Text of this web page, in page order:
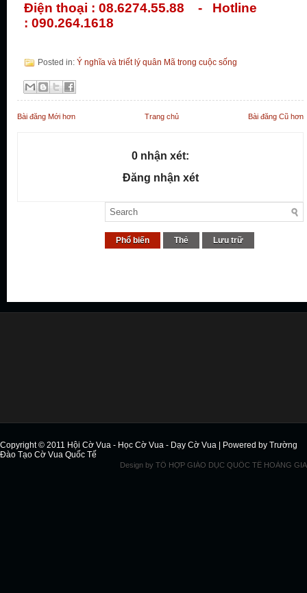
Điện thoại : 08.6274.55.88 - Hotline
: 090.264.1618
Posted in: Ý nghĩa và triết lý quân Mã trong cuộc sống
Bài đăng Mới hơn Bài đăng Cũ hơn
Trang chủ
0 nhận xét:
Đăng nhận xét
Phổ biến Thẻ Lưu trữ
Copyright © 2011 Hội Cờ Vua - Học Cờ Vua - Dạy Cờ Vua | Powered by Trường
Đào Tạo Cờ Vua Quốc Tế
Design by TỔ HỢP GIÁO DỤC QUỐC TẾ HOÀNG GIA